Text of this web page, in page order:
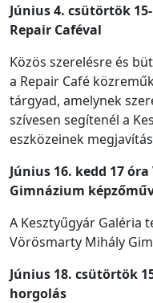
Június 4. csütörtök
Repair Caféval
Közös szerelésre és
a Repair Café
tárgyad, amelynek
szívesen segítenél a
eszközeinek
Június 16. kedd 17
Gimnázium
A Kesztyűgyár Galéria
Vörösmarty Mihály
Június 18. csütörtök
horgolás